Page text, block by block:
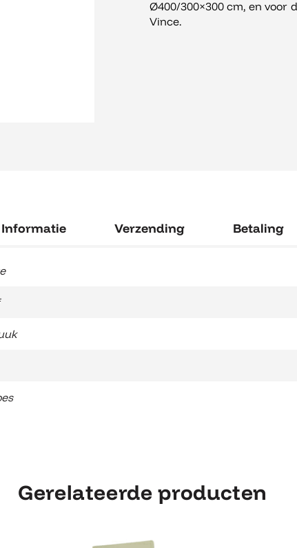
Ø400/300×300 cm, en voor
Vince.
Informatie Verzending Betaling
Gerelateerde producten